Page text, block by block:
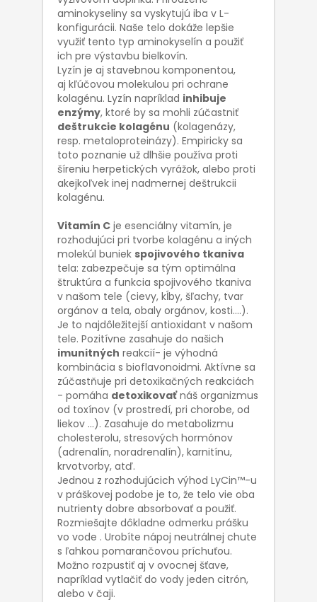
aminokyseliny sa vyskytujú iba v L-
konfigurácii. Naše telo dokáže lepšie
využiť tento typ aminokyselín a použiť
ich pre výstavbu bielkovín.
Lyzín je aj stavebnou komponentou,
aj kľúčovou molekulou pri ochrane
kolagénu. Lyzín napríklad inhibuje
enzýmy, ktoré by sa mohli zúčastniť
deštrukcie kolagénu (kolagenázy,
resp. metaloproteinázy). Empiricky sa
toto poznanie už dlhšie používa proti
šíreniu herpetických vyrážok, alebo proti
akejkoľvek inej nadmernej deštrukcii
kolagénu.
Vitamín C je esenciálny vitamín, je
rozhodujúci pri tvorbe kolagénu a iných
molekúl buniek spojivového tkaniva
tela: zabezpečuje sa tým optimálna
štruktúra a funkcia spojivového tkaniva
v našom tele (cievy, kĺby, šľachy, tvar
orgánov a tela, obaly orgánov, kosti....).
Je to najdôležitejší antioxidant v našom
tele. Pozitívne zasahuje do našich
imunitných reakcií- je výhodná
kombinácia s bioflavonoidmi. Aktívne sa
zúčastňuje pri detoxikačných reakciách
- pomáha detoxikovaťnáš organizmus
od toxínov (v prostredí, pri chorobe, od
liekov ...). Zasahuje do metabolizmu
cholesterolu, stresových hormónov
(adrenalín, noradrenalín), karnitínu,
krvotvorby, atď.
Jednou z rozhodujúcich výhod LyCin™-u
v práškovej podobe je to, že telo vie oba
nutrienty dobre absorbovať a použiť.
Rozmiešajte dôkladne odmerku prášku
vo vode . Urobíte nápoj neutrálnej chute
s ľahkou pomarančovou príchuťou.
Možno rozpustiť aj v ovocnej šťave,
napríklad vytlačiť do vody jeden citrón,
alebo v čaji.